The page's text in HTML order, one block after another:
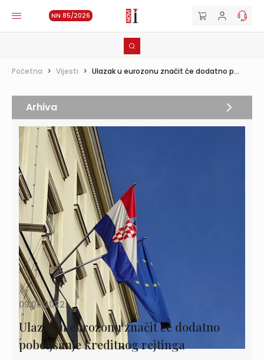
NN 85/2026
Početna > Vijesti > Ulazak u eurozonu značit će dodatno p...
09.05.2022.
Ulazak u eurozonu značit će dodatno
poboljšanje kreditnog rejtinga
Arhiva